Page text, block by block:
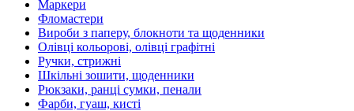
Маркери
Фломастери
Вироби з паперу, блокноти та щоденники
Олівці кольорові, олівці графітні
Ручки, стрижні
Шкільні зошити, щоденники
Рюкзаки, ранці сумки, пенали
Фарби, гуаш, кисті